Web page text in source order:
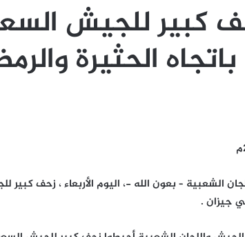
كبير للجيش
الحثيرة
الشعبية – بعون الله -، اليوم الأربعاء ، زحف كبير
جيزان .